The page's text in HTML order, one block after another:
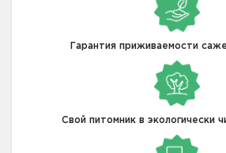
Гарантия приживаемости
Свой питомник в экологически